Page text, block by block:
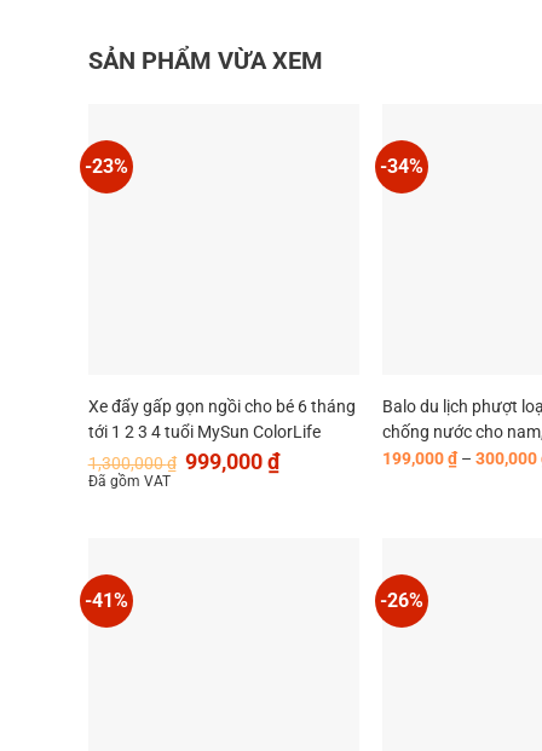
SẢN PHẨM VỪA XEM
-23%
Xe đẩy gấp gọn ngồi cho bé 6 tháng
tới 1 2 3 4 tuổi MySun ColorLife
1,300,000₫ Giá
gốc
999,000₫Giá
hiện
Đã gồm VAT
-34%
Balo du lịch phượt
chống nước cho
cấp chính hãng
199,000₫ – 300,000
-41% -26%